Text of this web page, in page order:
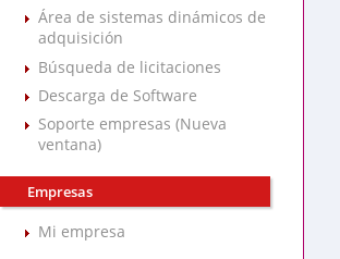
Área de sistemas dinámicos de
adquisición
Búsqueda de licitaciones
Descarga de Software
Soporte empresas (Nueva
ventana)
Empresas
Mi empresa